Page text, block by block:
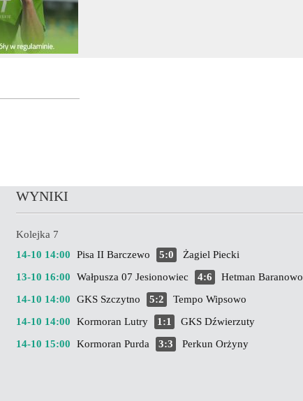
WYNIKI
Kolejka 7
14-10 14:00
Pisa II Barczewo 5:0
Żagiel Piecki
13-10 16:00
Wałpusza 07 Jesionowiec 4:6
Hetman Baranowo
14-10 14:00
GKS Szczytno 5:2
Tempo Wipsowo
14-10 14:00
Kormoran Lutry 1:1
GKS Dźwierzuty
14-10 15:00
Kormoran Purda 3:3 Perkun Orżyny